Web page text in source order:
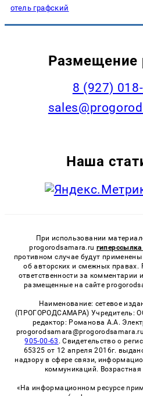
отель графский
Размещение
8 (927)
Наша
При использовании
progorodsamara.ru гиперссылка
противном случае будут
об авторских и смежных правах.
ответственности за комментарии
размещенные на сайте
Наименование: сетевое
(ПРОГОРОДСАМАРА) Учредитель:
редактор: Романова А.А.
905-00-63 . Свидетельство о
65325 от 12 апреля 2016г.
надзору в сфере связи,
коммуникаций. Возрастная
«На информационном ресурсе